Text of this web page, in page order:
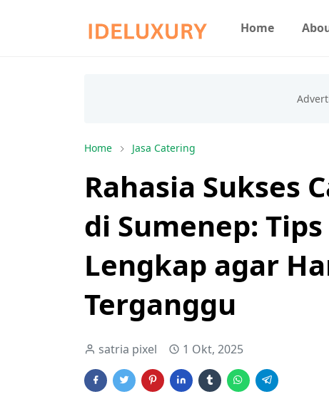
Home
Home Jasa Catering
Rahasia Sukses
di Sumenep:
Lengkap agar
Terganggu
satria pixel 1 Okt, 2025